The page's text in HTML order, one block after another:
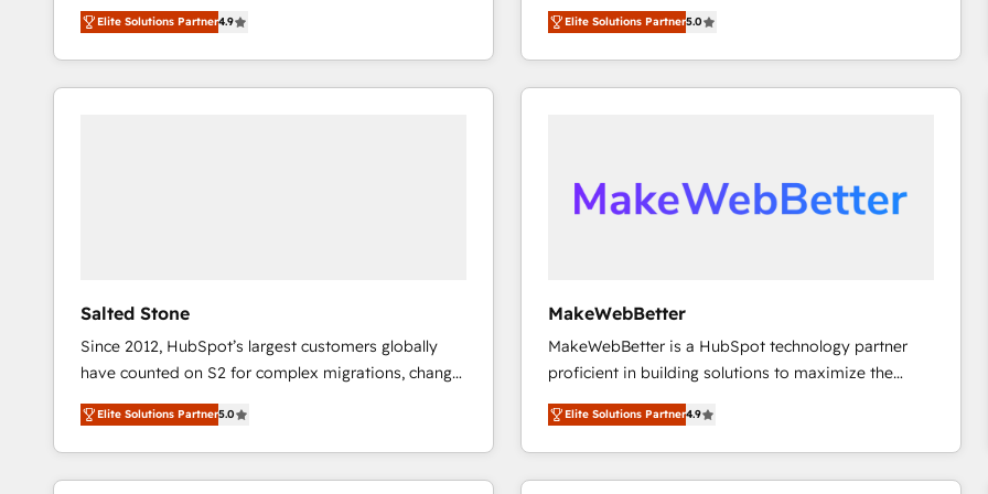
HubSpot大百科 出版 CRM・AI活用に関するご相談、現
HubSpot’s only Elite Partner with all 8 Accreditations
and a 3× Partner of the Year, New Breed turns
HubSpot into your engine for measurable, durable
growth.
North America. Avec plus de 115 experts en
marketing automation, Growth, Revops, CRM et
webdesign. Markentive is both a consulting firm, a
digital agency and an integrator. With over 115
Elite Solutions Partner4.9
growth. As a triple-accredited HubSpot Solutions
Partner, we specialize in both strategic RevOps
planning and hands-on technical execution - building
the operational foundation companies need to
we help: ✔️ Full HubSpot implementations and portal
optimization ✔️ Data migrations, CRM architecture,
based engagements and ongoing RevOps
partnerships, we guide organizations through the
revenue maturity model - delivering the right
improvements at the right time so operations
evolve strategically and sustainably as the business
grows.
Elite Solutions Partner5.0
Salted Stone
Since 2012, HubSpot’s largest customers globally
have counted on S2 for complex migrations, change
management, systems integration, and creative
solutions that deliver measurable impact and
transform brand experiences As one of the few full-
service creative agencies in the HubSpot
Elite Solutions Partner5.0
MakeWebBetter
MakeWebBetter is a HubSpot technology partner
proficient in building solutions to maximize the
operational efficiency of HubSpot. The fastest-
growing tech-enabler & facilitator, MakeWebBetter,
hands you the blend of HubSpot expertise &
eminent solutions & integrations. Trust us to
Elite Solutions Partner4.9